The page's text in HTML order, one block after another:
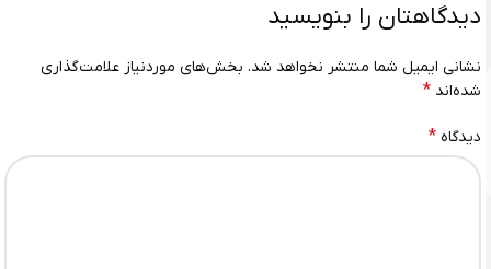
دیدگاهتان را بنویسید
نشانی ایمیل شما منتشر نخواهد شد. بخش‌های موردنیاز علامت‌گذاری
شده‌اند *
دیدگاه *